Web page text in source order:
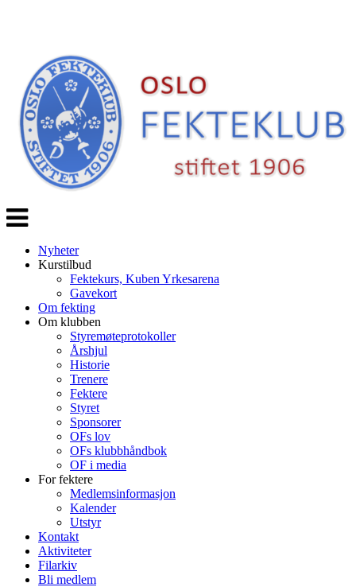
Veksle
navigasjon
Nyheter
Kurstilbud
Fektekurs, Kuben Yrkesarena
Gavekort
Om fekting
Om klubben
Styremøteprotokoller
Årshjul
Historie
Trenere
Fektere
Styret
Sponsorer
OFs lov
OFs klubbhåndbok
OF i media
For fektere
Medlemsinformasjon
Kalender
Utstyr
Kontakt
Aktiviteter
Filarkiv
Bli medlem